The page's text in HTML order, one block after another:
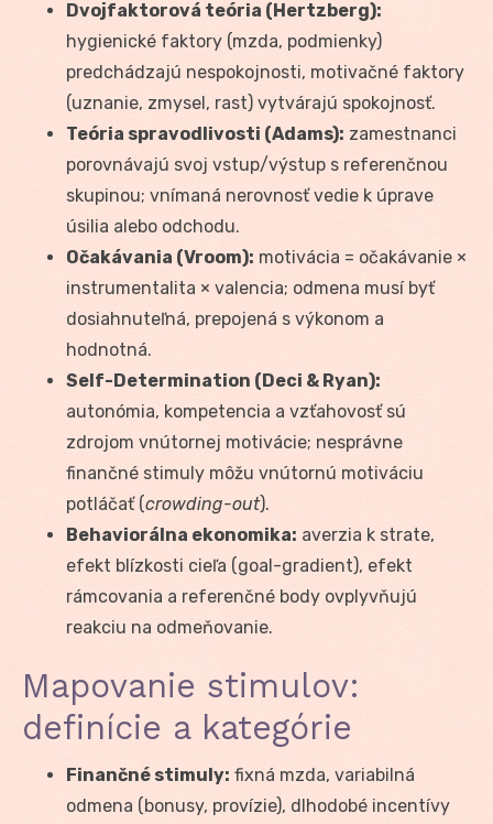
Dvojfaktorová teória (Hertzberg):
hygienické faktory (mzda, podmienky)
predchádzajú nespokojnosti, motivačné faktory
(uznanie, zmysel, rast) vytvárajú spokojnosť.
Teória spravodlivosti (Adams): zamestnanci
porovnávajú svoj vstup/výstup s referenčnou
skupinou; vnímaná nerovnosť vedie k úprave
úsilia alebo odchodu.
Očakávania (Vroom): motivácia = očakávanie ×
instrumentalita × valencia; odmena musí byť
dosiahnuteľná, prepojená s výkonom a
hodnotná.
Self-Determination (Deci & Ryan):
autonómia, kompetencia a vzťahovosť sú
zdrojom vnútornej motivácie; nesprávne
finančné stimuly môžu vnútornú motiváciu
potláčať (crowding-out).
Behaviorálna ekonomika: averzia k strate,
efekt blízkosti cieľa (goal-gradient), efekt
rámcovania a referenčné body ovplyvňujú
reakciu na odmeňovanie.
Mapovanie stimulov:
definície a kategórie
Finančné stimuly: fixná mzda, variabilná
odmena (bonusy, provízie), dlhodobé incentívy